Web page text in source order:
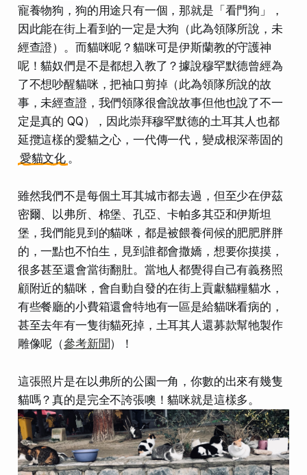
寵養物狗，狗的用途只有一個，那就是「看門狗」，
因此能在街上看到的一定是大狗（此為領隊所說，未
經查證）。而貓咪呢？貓咪可是伊斯蘭教的守護神
呢！貓奴們是不是都想入教了？據說穆罕默德曾經為
了不想吵醒貓咪，把袖口剪掉（此為領隊所說的故
事，未經查證，我們領隊很會說故事但他也說了不一
定是真的 QQ），因此崇拜穆罕默德的土耳其人也都
延攬這樣的愛貓之心，一代傳一代，變成根深蒂固的
愛貓文化 。
雖然我們不是每個土耳其城市都去過，但至少在伊茲
密爾、以弗所、棉堡、孔亞、卡帕多其亞和伊斯坦
堡，我們能見到的貓咪，都是被餵養伺候的肥肥胖胖
的，一點也不怕生，見到誰都會撒嬌，想要你摸摸，
很多甚至還會當街翻肚。當地人都覺得自己有義務照
顧附近的貓咪，會自動自發的在街上貢獻貓糧貓水，
有些餐廳的小費箱還會特地有一區是給貓咪看病的，
甚至去年有一隻街貓死掉，土耳其人還募款幫牠製作
雕像呢（參考新聞）！
這張照片是在以弗所的公園一角，你數的出來有幾隻
貓嗎？真的是完全不誇張噢！貓咪就是這樣多。